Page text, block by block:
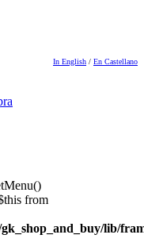
In English / En Castellano
from
lib/